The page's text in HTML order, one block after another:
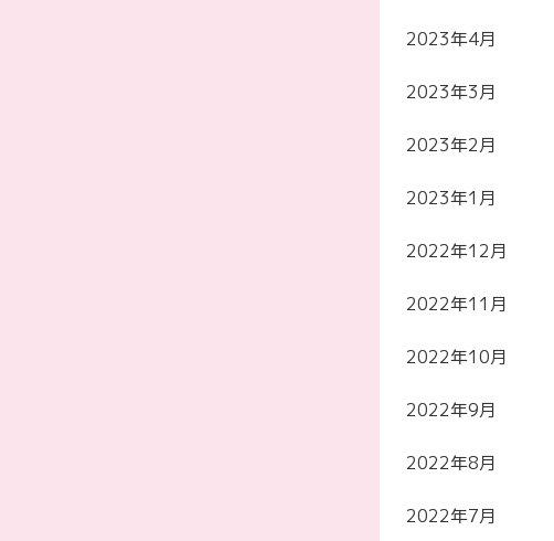
2023年4月
2023年3月
2023年2月
2023年1月
2022年12月
2022年11月
2022年10月
2022年9月
2022年8月
2022年7月